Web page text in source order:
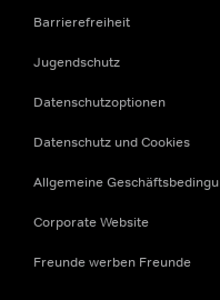
Barrierefreiheit
Jugendschutz
Datenschutzoptionen
Datenschutz und Cookies
Allgemeine
Corporate Website
Freunde werben Freunde